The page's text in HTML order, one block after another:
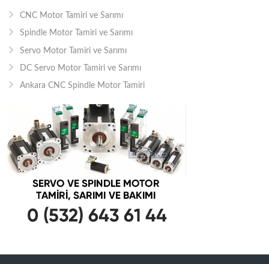
CNC Motor Tamiri ve Sarımı
Spindle Motor Tamiri ve Sarımı
Servo Motor Tamiri ve Sarımı
DC Servo Motor Tamiri ve Sarımı
Ankara CNC Spindle Motor Tamiri